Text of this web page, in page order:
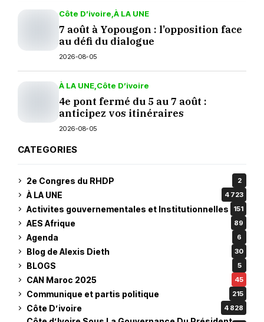
Côte D’ivoire À LA UNE
7 août à Yopougon : l’opposition face
au défi du dialogue
2026-08-05
À LA UNE Côte D’ivoire
4e pont fermé du 5 au 7 août :
anticipez vos itinéraires
2026-08-05
CATEGORIES
2e Congres du RHDP 2
À LA UNE 4 723
Activites gouvernementales et Institutionnelles 151
AES Afrique 89
Agenda 6
Blog de Alexis Dieth 30
BLOGS 5
CAN Maroc 2025 45
Communique et partis politique 215
Côte D’ivoire 4 828